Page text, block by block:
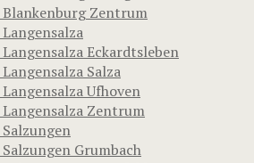
Blankenburg Zentrum
Eckardtsleben
Salza
Ufhoven
Zentrum
Grumbach